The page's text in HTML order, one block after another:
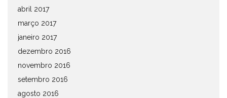
abril 2017
março 2017
janeiro 2017
dezembro 2016
novembro 2016
setembro 2016
agosto 2016